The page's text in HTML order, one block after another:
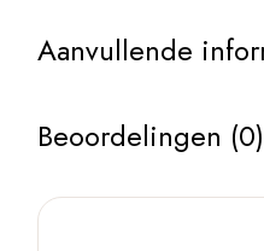
Aanvullende
Beoordelingen (0)